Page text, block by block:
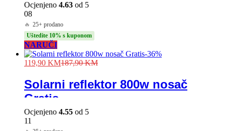
Ocjenjeno 4.63 od 5
08
🔥 25+ prodano
Uštedite 10% s kuponom
NARUČI
-36%
119,90 KM187,90KM
Solarni reflektor 800w nosač
Gratis
Ocjenjeno 4.55 od 5
11